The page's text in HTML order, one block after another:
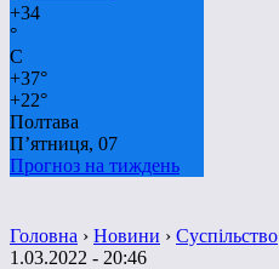
+34
°
C
+37°
+22°
Полтава
П’ятниця, 07
Прогноз на тиждень
Головна › Новини › Суспільство
1.03.2022 - 20:46